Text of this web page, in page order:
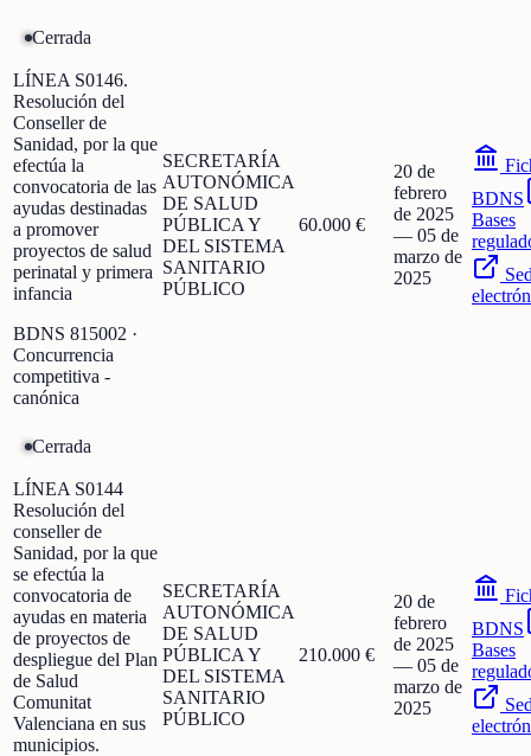
Cerrada
LÍNEA S0146.
Resolución del
Conseller de
Sanidad, por la que
efectúa la
convocatoria de las
ayudas destinadas
a promover
proyectos de salud
perinatal y primera
infancia
BDNS 815002 ·
Concurrencia
competitiva -
canónica
SECRETARÍA
AUTONÓMICA
DE SALUD
PÚBLICA Y
DEL SISTEMA
SANITARIO
PÚBLICO
60.000 €
20 de
febrero
de 2025
— 05 de
marzo de
2025
BDNS
Bases
Cerrada
LÍNEA S0144
Resolución del
conseller de
Sanidad, por la que
se efectúa la
convocatoria de
ayudas en materia
de proyectos de
despliegue del Plan
de Salud
Comunitat
Valenciana en sus
municipios.
SECRETARÍA
AUTONÓMICA
DE SALUD
PÚBLICA Y
DEL SISTEMA
SANITARIO
PÚBLICO
210.000 €
20 de
febrero
de 2025
— 05 de
marzo de
2025
BDNS
Bases